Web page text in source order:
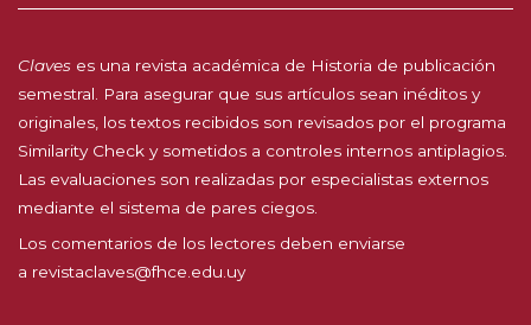
Claves es una revista académica de Historia de publicación
semestral. Para asegurar que sus artículos sean inéditos y
originales, los textos recibidos son revisados por el programa
Similarity Check y sometidos a controles internos antiplagios.
Las evaluaciones son realizadas por especialistas externos
mediante el sistema de pares ciegos.
Los comentarios de los lectores deben enviarse
a revistaclaves@fhce.edu.uy